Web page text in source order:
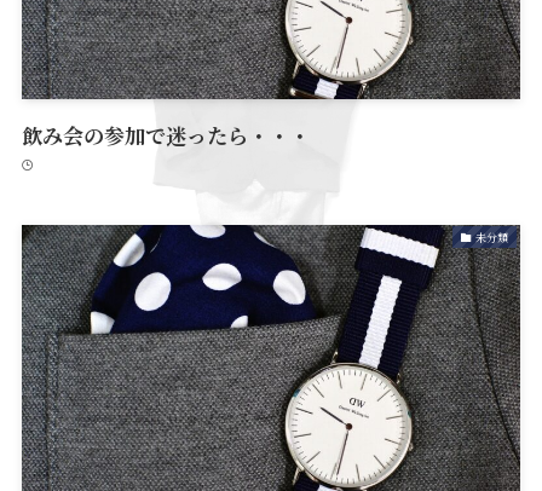
飲み会の参加で迷ったら・・・
未分類